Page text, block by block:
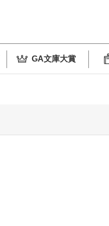
GA文庫大賞